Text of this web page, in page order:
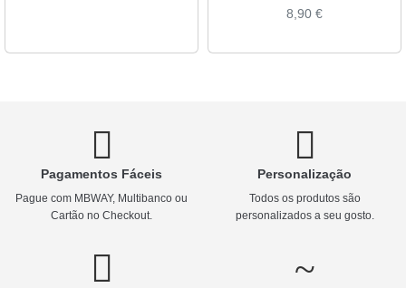
8,90 €
Pagamentos Fáceis
Pague com MBWAY, Multibanco ou
Cartão no Checkout.
Personalização
Todos os produtos são
personalizados a seu gosto.